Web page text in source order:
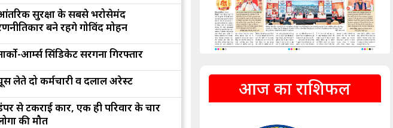
सुरक्षा के सबसे भरोसेमंद
बने रहेंगे गोविंद मोहन
आर्म्स सिंडिकेट सरगना गिरफ्तार
लेते दो कर्मचारी व दलाल अरेस्ट
से टकराई कार, एक ही परिवार के चार
की मौत
आज का राशिफल